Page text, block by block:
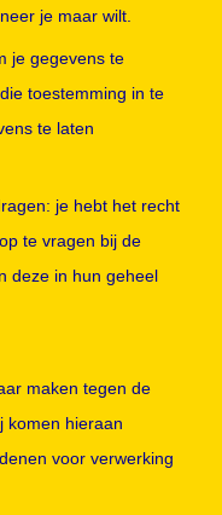
je maar wilt.
je gegevens te
toestemming in te
te laten
je hebt het recht
te vragen bij de
deze in hun geheel
maken tegen de
komen hieraan
voor verwerking